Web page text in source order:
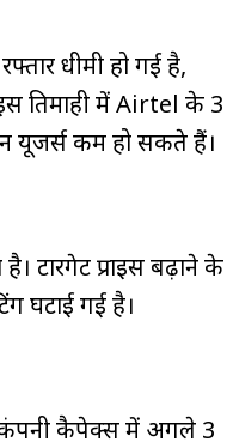
धीमी हो गई है,
तिमाही में Airtel के 3
यूजर्स कम हो सकते हैं।
टारगेट प्राइस बढ़ाने के
घटाई गई है।
कंपनी कैपेक्स में अगले 3